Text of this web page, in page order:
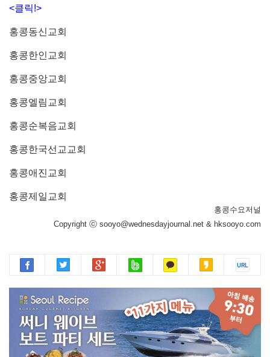
<클릭!>
홍콩동신교회
홍콩한인교회
홍콩중앙교회
홍콩엘림교회
홍콩순복음교회
홍콩한국선교교회
홍콩애진교회
홍콩제일교회
홍콩수요저널
Copyright ⓒ sooyo@wednesdayjournal.net & hksooyo.com